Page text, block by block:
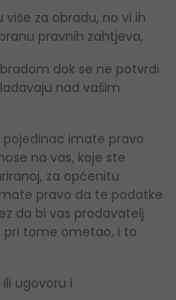
za obradu, no vi ih
pravnih zahtjeva,
dok se ne potvrdi
nad vašim
pojedinac imate pravo
na vas, koje ste
za općenitu
pravo da te podatke
da bi vas prodavatelj
pri tome ometao, i to
ugovoru i